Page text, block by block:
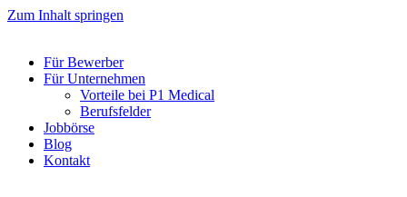
Zum Inhalt springen
Für Bewerber
Für Unternehmen
Vorteile bei P1 Medical
Berufsfelder
Jobbörse
Blog
Kontakt